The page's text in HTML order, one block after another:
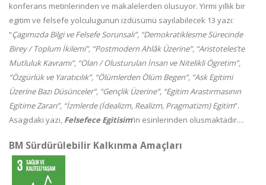
konferans metinlerinden ve makalelerden olusuyor. Yirmi yıllık bir
egitim ve felsefe yolculugunun izdüsümü sayılabilecek 13 yazı:
“Çagımızda Bilgi ve Felsefe Sorunsalı”, “Demokratiklesme Sürecinde
Birey / Toplum İkilemi”, “Postmodern Ahlâk Üzerine”, “Aristoteles’te
Mutluluk Kavramı”, “Olan / Olusturulan İnsan ve Nitelikli Ögretim”,
“Özgürlük ve Yaratıcılık”, “Ölümlerden Ölüm Begen”, “Ask Egitimi
Üzerine Bazı Düsünceler”, “Gençlik Üzerine”, “Egitim Arastırmasının
Egitime Zararı”, “İzmlerde (İdealizm, Realizm, Pragmatizm) Egitim”.
Asagıdaki yazı, Felsefece Egitisim’in esinlerinden olusmaktadır....
BM Sürdürülebilir Kalkınma Amaçları